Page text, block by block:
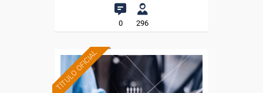
0 296
TÍTULO OFICIAL